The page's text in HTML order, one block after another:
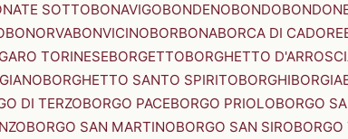
SOTTOBONAVIGOBONDENOBONDO
BONORVABONVICINOBORBONABORCA DI CADORE
TORINESEBORGETTOBORGHETTO
BORGHETTO SANTO SPIRITOBORGHIBORGIA
DI TERZOBORGO PACEBORGO PRIOLOBORGO
BORGO SAN MARTINOBORGO SAN SIRO